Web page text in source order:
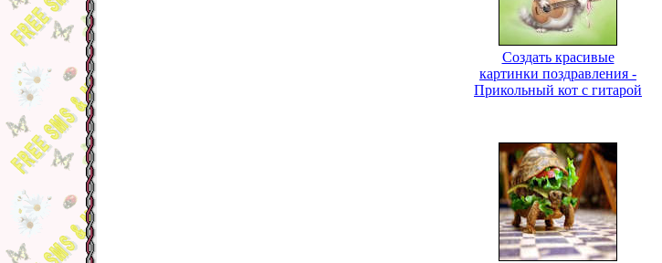
Создать красивые
картинки поздравления -
Прикольный кот с гитарой